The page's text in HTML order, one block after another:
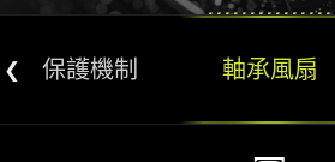
保護機制 軸承風扇